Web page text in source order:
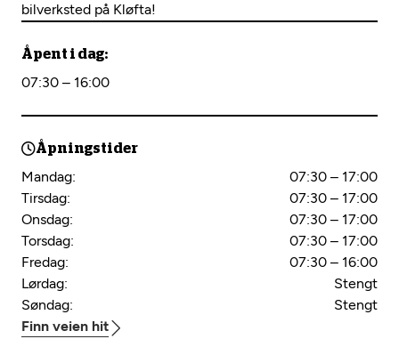
bilverksted på Kløfta!
Åpent i dag:
07:30 – 16:00
Åpningstider
Mandag:
07:30 – 17:00
Tirsdag:
07:30 – 17:00
Onsdag:
07:30 – 17:00
Torsdag:
07:30 – 17:00
Fredag:
07:30 – 16:00
Lørdag:
Stengt
Søndag:
Stengt
Finn veien hit